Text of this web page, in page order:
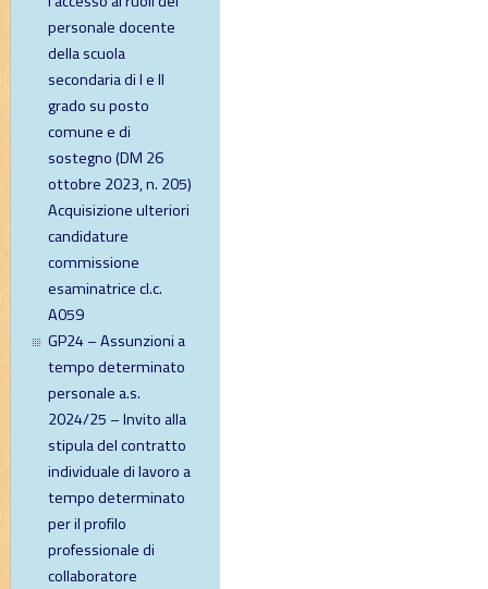
personale docente
della scuola
secondaria di I e II
grado su posto
comune e di
sostegno (DM 26
ottobre 2023, n. 205)
Acquisizione ulteriori
candidature
commissione
esaminatrice cl.c.
A059
GP24 – Assunzioni a
tempo determinato
personale a.s.
2024/25 – Invito alla
stipula del contratto
individuale di lavoro a
tempo determinato
per il profilo
professionale di
collaboratore